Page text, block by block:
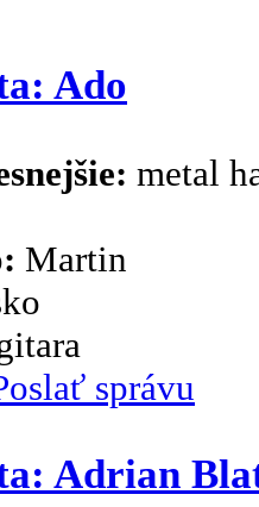
Ado
metal
Martin
správu
Adrian